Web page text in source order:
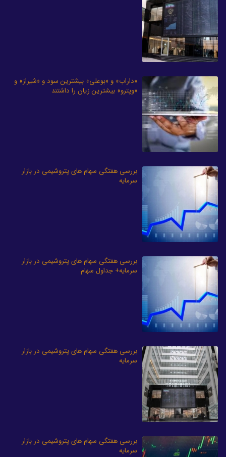
«داراب» و «بوعلی» بیشترین سود و «شیراز» و
«وپترو» بیشترین زیان را داشتند
بررسی هفتگی سهام های پتروشیمی در بازار
سرمایه
بررسی هفتگی سهام های پتروشیمی در بازار
سرمایه+ جداول سهام
بررسی هفتگی سهام های پتروشیمی در بازار
سرمایه
بررسی هفتگی سهام های پتروشیمی در بازار
سرمایه